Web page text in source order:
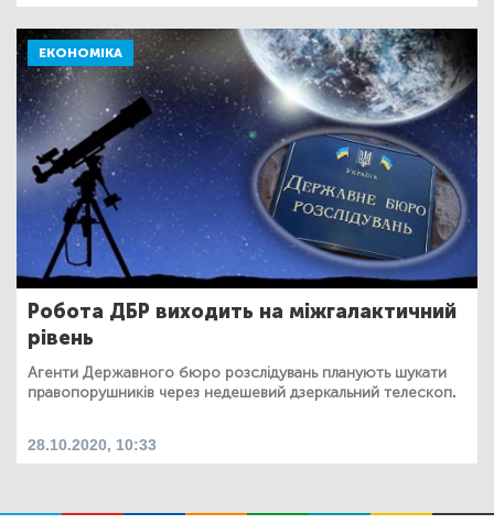
ЕКОНОМІКА
Робота ДБР виходить на міжгалактичний
рівень
Агенти Державного бюро розслідувань планують шукати
правопорушників через недешевий дзеркальний телескоп.
28.10.2020, 10:33